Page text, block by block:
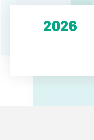
2026